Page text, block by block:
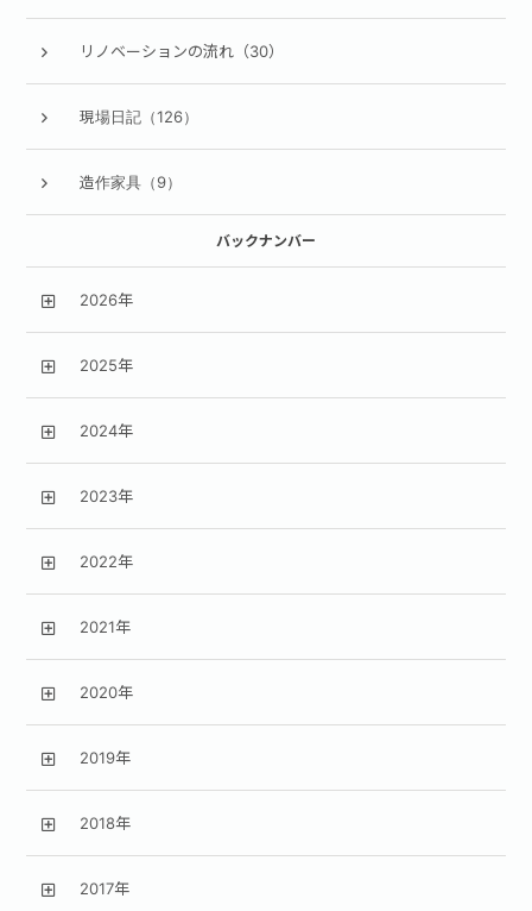
リノベーションの流れ（30）
現場日記（126）
造作家具（9）
バックナンバー
2026年
2025年
2024年
2023年
2022年
2021年
2020年
2019年
2018年
2017年